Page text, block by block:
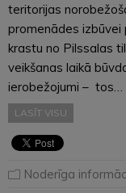
teritorijas
promenādes izbūvei
krastu no Pilssalas
veikšanas laikā
ierobežojumi – tos…
LASĪT VISU
Noderīga